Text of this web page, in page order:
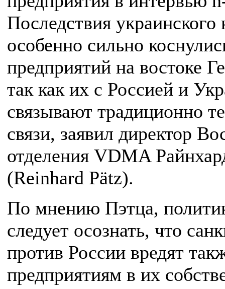
Последствия украинского
особенно сильно
предприятий на востоке
так как их с Россией и
связывают традиционно
связи, заявил директор
отделения VDMA
(Reinhard Pätz).
По мнению Пэтца,
следует осознать, что
против России вредят
предприятиям в их